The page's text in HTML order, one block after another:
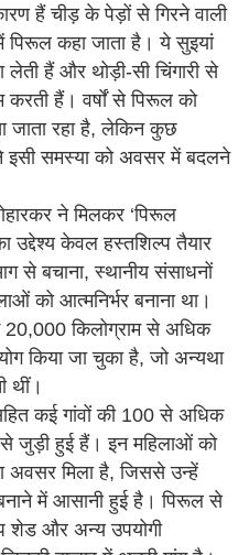
हैं चीड़ के पेड़ों से गिरने वाली
पिरूल कहा जाता है। ये सुइयां
हैं और थोड़ी-सी चिंगारी से
हैं। वर्षों से पिरूल को
रहा है, लेकिन कुछ
इसी समस्या को अवसर में बदलने
ने मिलकर ‘पिरूल
केवल हस्तशिल्प तैयार
से बचाना, स्थानीय संसाधनों
को आत्मनिर्भर बनाना था।
किलोग्राम से अधिक
किया जा चुका है, जो अन्यथा
थीं।
कई गांवों की 100 से अधिक
जुड़ी हुई हैं। इन महिलाओं को
अवसर मिला है, जिससे उन्हें
में आसानी हुई है। पिरूल से
शेड और अन्य उपयोगी